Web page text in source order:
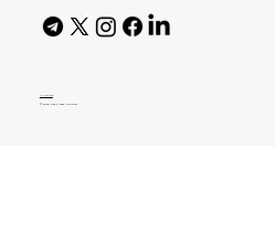
AI Policy
© 2026 High Bar Journal